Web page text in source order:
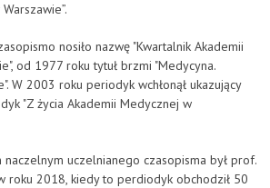
nosiło nazwę "Kwartalnik Akademii
od 1977 roku tytuł brzmi "Medycyna.
W 2003 roku periodyk wchłonął ukazujący
"Z życia Akademii Medycznej w
uczelnianego czasopisma był prof.
roku 2018, kiedy to perdiodyk obchodził 50